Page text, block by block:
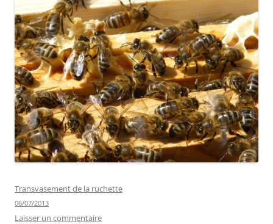
Transvasement de la ruchette
06/07/2013
Laisser un commentaire